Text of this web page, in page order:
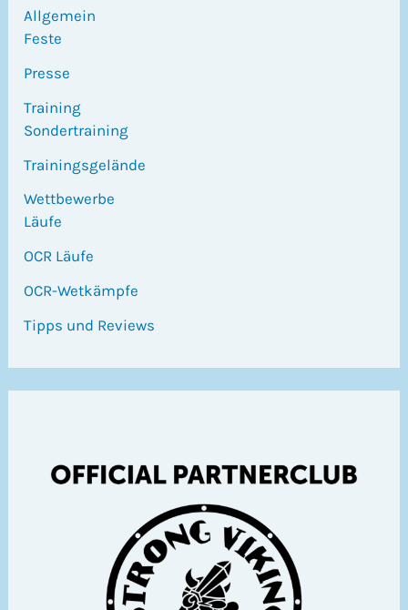
Allgemein
Feste
Presse
Training
Sondertraining
Trainingsgelände
Wettbewerbe
Läufe
OCR Läufe
OCR-Wetkämpfe
Tipps und Reviews